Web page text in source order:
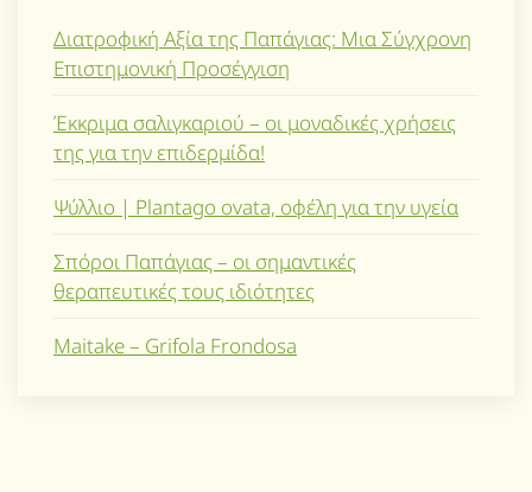
Διατροφική Αξία της Παπάγιας: Μια Σύγχρονη
Επιστημονική Προσέγγιση
Έκκριμα σαλιγκαριού – οι μοναδικές χρήσεις
της για την επιδερμίδα!
Ψύλλιο | Plantago ovata, οφέλη για την υγεία
Σπόροι Παπάγιας – οι σημαντικές
θεραπευτικές τους ιδιότητες
Maitake – Grifola Frondosa